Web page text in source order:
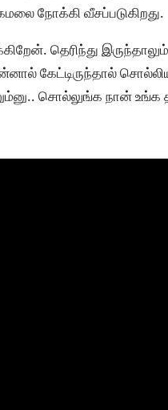
நோக்கி வீசப்படுகிறது.
தெரிந்து
கேட்டிருந்தால்
சொல்லுங்க நான் உங்க